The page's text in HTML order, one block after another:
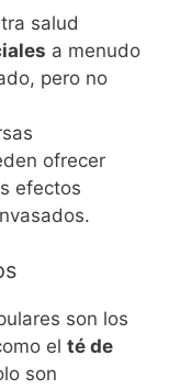
salud
a menudo
pero no
ofrecer
efectos
son los
el té de
son